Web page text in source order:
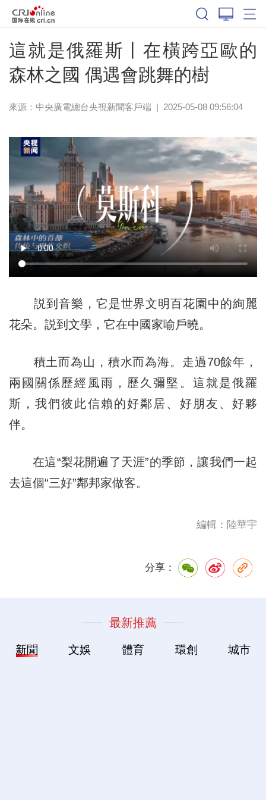
這就是俄羅斯丨在橫跨亞歐的
森林之國 偶遇會跳舞的樹
來源： 中央廣電總台央視新聞客戶端 | 2025-05-08 09:56:04
説到音樂，它是世界文明百花園中的絢麗
花朵。説到文學，它在中國家喻戶曉。
積土而為山，積水而為海。走過70餘年，
兩國關係歷經風雨，歷久彌堅。這就是俄羅
斯，我們彼此信賴的好鄰居、好朋友、好夥
伴。
在這“梨花開遍了天涯”的季節，讓我們一起
去這個“三好”鄰邦家做客。
編輯：陸華宇
分享：
最新推薦
新聞 文娛 體育 環創 城市